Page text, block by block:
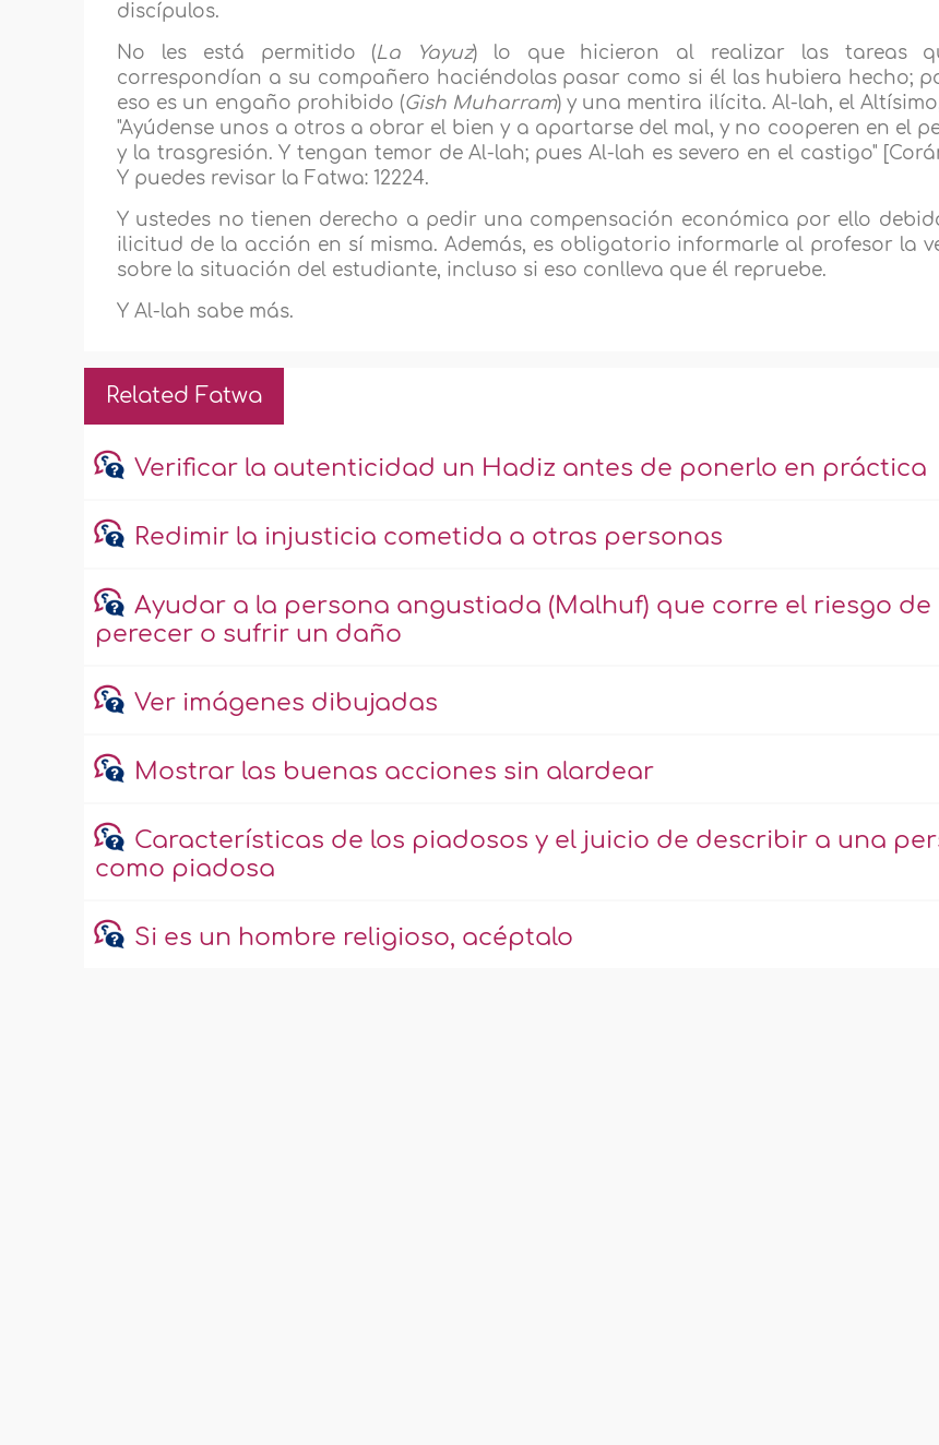
discípulos.
No les está permitido (La Yayuz) lo que hicieron al realizar las tareas
correspondían a su compañero haciéndolas pasar como si él las hubiera hecho;
eso es un engaño prohibido (Gish Muharram) y una mentira ilícita. Al-lah, el
"Ayúdense unos a otros a obrar el bien y a apartarse del mal, y no cooperen en el
y la trasgresión. Y tengan temor de Al-lah; pues Al-lah es severo en el castigo"
Y puedes revisar la Fatwa: 12224.
Y ustedes no tienen derecho a pedir una compensación económica por ello
ilicitud de la acción en sí misma. Además, es obligatorio informarle al profesor la
sobre la situación del estudiante, incluso si eso conlleva que él repruebe.
Y Al-lah sabe más.
Related Fatwa
Verificar la autenticidad un Hadiz antes de ponerlo en práctica
Redimir la injusticia cometida a otras personas
Ayudar a la persona angustiada (Malhuf) que corre el riesgo de
perecer o sufrir un daño
Ver imágenes dibujadas
Mostrar las buenas acciones sin alardear
Características de los piadosos y el juicio de describir a una
como piadosa
Si es un hombre religioso, acéptalo